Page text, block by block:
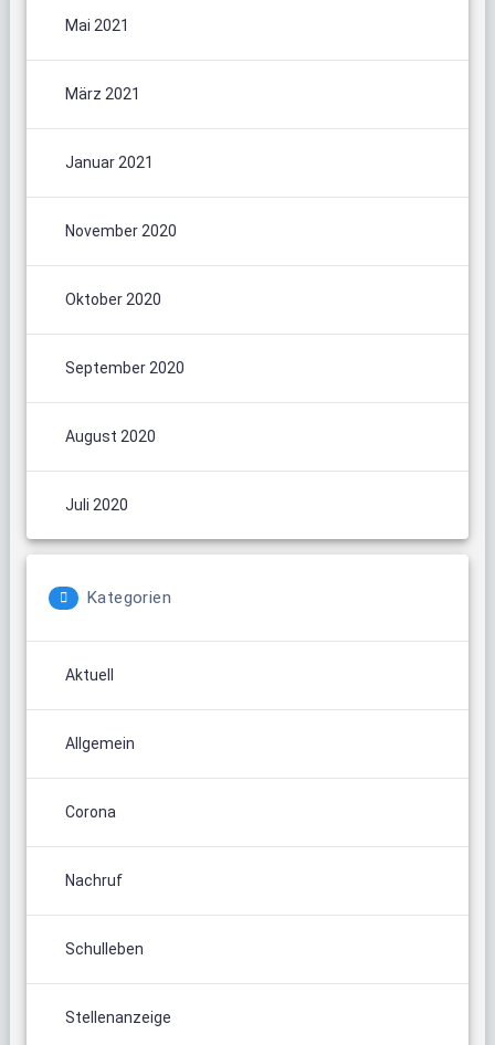
Mai 2021
März 2021
Januar 2021
November 2020
Oktober 2020
September 2020
August 2020
Juli 2020
Kategorien
Aktuell
Allgemein
Corona
Nachruf
Schulleben
Stellenanzeige